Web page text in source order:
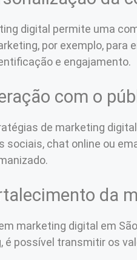
digital permite uma
por exemplo, para
e engajamento.
com o
de marketing
sociais, chat online ou
da
marketing digital em
é possível transmitir os